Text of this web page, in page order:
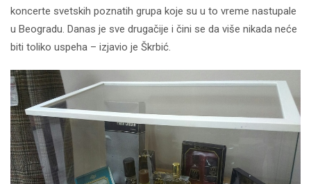
koncerte svetskih poznatih grupa koje su u to vreme nastupale
u Beogradu. Danas je sve drugačije i čini se da više nikada neće
biti toliko uspeha – izjavio je Škrbić.